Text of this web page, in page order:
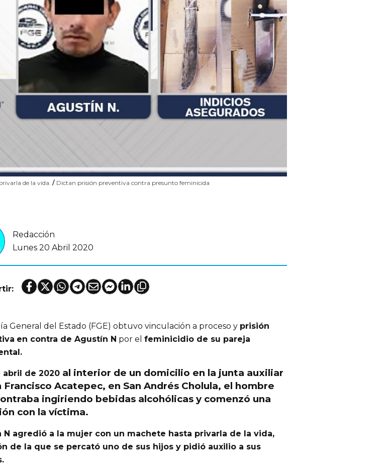
de la vida. / Dictan prisión preventiva contra presunto feminicida
Redacción
Lunes 20 Abril 2020
General del Estado (FGE) obtuvo vinculación a proceso y prisión
en contra de Agustín N por el feminicidio de su pareja
abril de 2020 al interior de un domicilio en la junta auxiliar
Francisco Acatepec, en San Andrés Cholula, el hombre
ingiriendo bebidas alcohólicas y comenzó una
con la víctima.
N agredió a la mujer con un machete hasta privarla de la vida,
de la que se percató uno de sus hijos y pidió auxilio a sus